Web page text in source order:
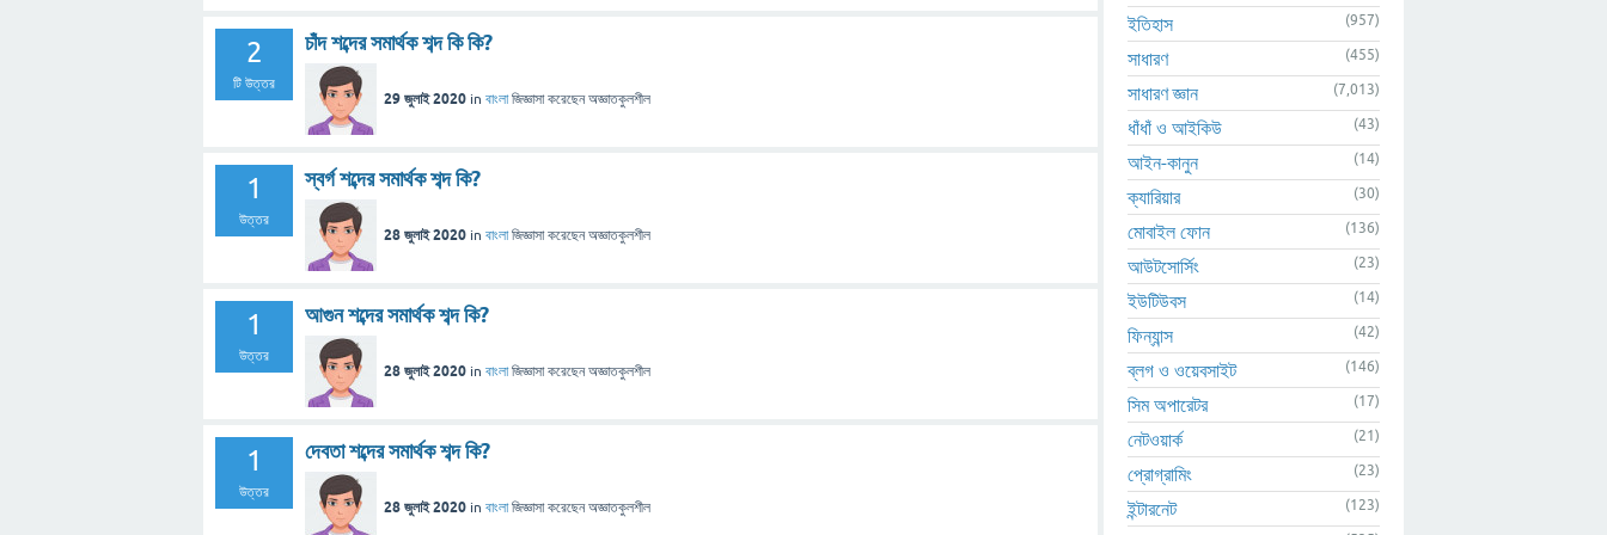
2
টি উত্তর
চাঁদ শব্দের সমার্থক শব্দ কি কি?
29 জুলাই 2020 in বাংলা জিজ্ঞাসা করেছেনঅজ্ঞাতকুলশীল
1
উত্তর
স্বর্গ শব্দের সমার্থক শব্দ কি?
28 জুলাই 2020 in বাংলা জিজ্ঞাসা করেছেনঅজ্ঞাতকুলশীল
1
উত্তর
আগুন শব্দের সমার্থক শব্দ কি?
28 জুলাই 2020 in বাংলা জিজ্ঞাসা করেছেনঅজ্ঞাতকুলশীল
1
উত্তর
দেবতা শব্দের সমার্থক শব্দ কি?
28 জুলাই 2020 in বাংলা জিজ্ঞাসা করেছেনঅজ্ঞাতকুলশীল
ইতিহাস (957)
সাধারণ (455)
সাধারণ জ্ঞান (7,013)
ধাঁধাঁ ও আইকিউ (43)
আইন-কানুন (14)
ক্যারিয়ার (30)
মোবাইল ফোন (136)
আউটসোর্সিং (23)
ইউটিউবস (14)
ফিন্যান্স (42)
ব্লগ ও ওয়েবসাইট (146)
সিম অপারেটর (17)
নেটওয়ার্ক (21)
প্রোগ্রামিং (23)
ইন্টারনেট (123)